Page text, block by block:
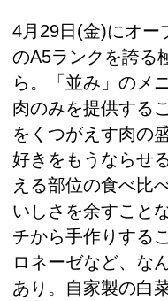
4月29日(金)にオー
のA5ランクを誇る
ら。「並み」のメ
肉のみを提供する
をくつがえす肉の
好きをもうならせ
える部位の食べ比
いしさを余すこと
チから手作りする
ロネーゼなど、な
あり。自家製の白